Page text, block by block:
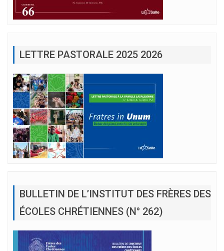
LETTRE PASTORALE 2025 2026
BULLETIN DE L’INSTITUT DES FRÈRES DES
ÉCOLES CHRÉTIENNES (N° 262)